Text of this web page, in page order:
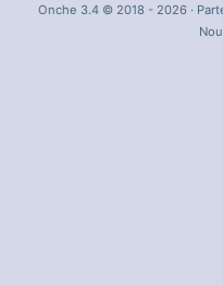
Onche 3.4 © 2018 - 2026 ·